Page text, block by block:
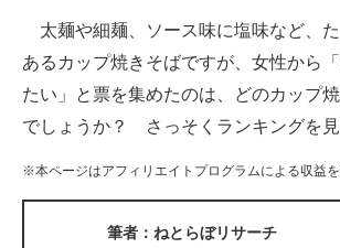
好きが集まる 比べて選べる
ビジネスと働き方のヒント
経営リーダーのコミュニティ
太麺や細麺、ソース味に塩味など、
あるカップ焼きそばですが、女性から
たい」と票を集めたのは、どのカップ
でしょうか？ さっそくランキングを見
※本ページはアフィリエイトプログラムによる収益
筆者：ねとらぼリサーチ